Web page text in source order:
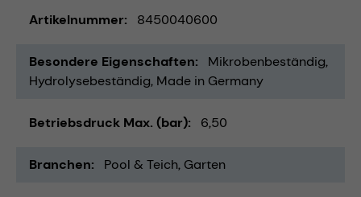
Artikelnummer 8450040600
Besondere Eigenschaften
Mikrobenbeständig
Hydrolysebeständig Made in Germany
Betriebsdruck Max. (bar) 6,50
Branchen Pool & Teich Garten